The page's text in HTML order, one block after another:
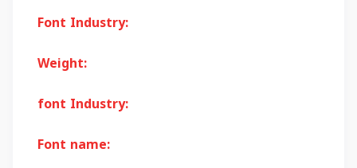
Font Industry:
Weight:
font Industry:
Font name: